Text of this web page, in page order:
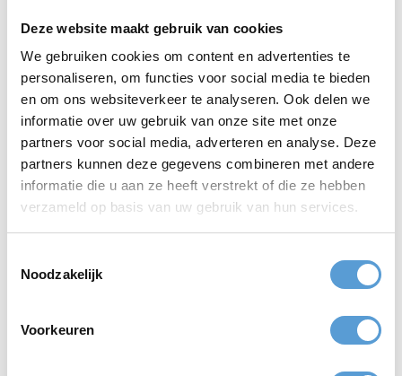
Deze website maakt gebruik van cookies
We gebruiken cookies om content en advertenties te
personaliseren, om functies voor social media te bieden
en om ons websiteverkeer te analyseren. Ook delen we
informatie over uw gebruik van onze site met onze
partners voor social media, adverteren en analyse. Deze
partners kunnen deze gegevens combineren met andere
informatie die u aan ze heeft verstrekt of die ze hebben
verzameld op basis van uw gebruik van hun services.
Noodzakelijk
Voorkeuren
Om de zoveel tijd lichten wij
hier fijne en belangrijke
Blog
College
Introductiedag of
Introductieweek aan zee